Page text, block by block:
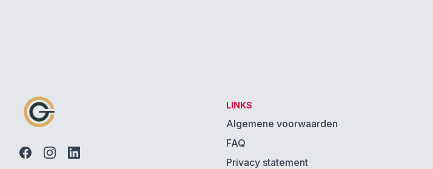
LINKS
Algemene voorwaarden
FAQ
Privacy statement